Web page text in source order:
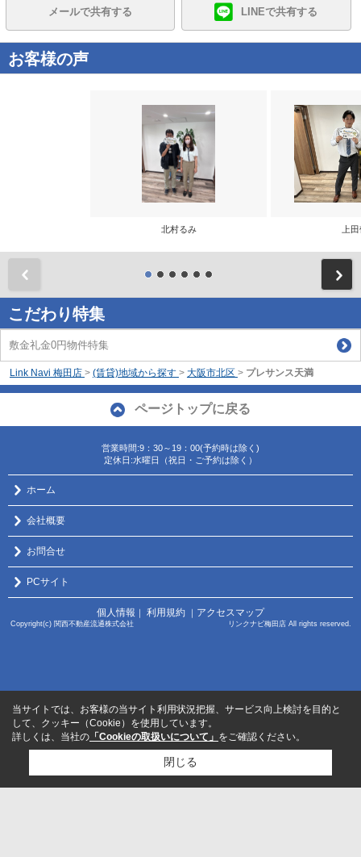
メールで共有する LINEで共有する
お客様の声
北村るみ 上
こだわり特集
敷金礼金0円物件特集
Link Navi 梅田店 > (賃貸)地域から探す > 大阪市北区 > プレサンス天満
ページトップに戻る
営業時間:9：30～19：00(予約時は除く)
定休日:水曜日（祝日・ご予約は除く）
ホーム
会社概要
お問合せ
PCサイト
個人情報 利用規約 アクセスマップ
Copyright(c) 関西不動産流通株式会社 リンクナビ梅田店 All rights reserved.
当サイトでは、お客様の当サイト利用状況把握、サービス向上検討を目的と
して、クッキー（Cookie）を使用しています。
詳しくは、当社の 「Cookieの取扱いについて」 をご確認ください。
閉じる